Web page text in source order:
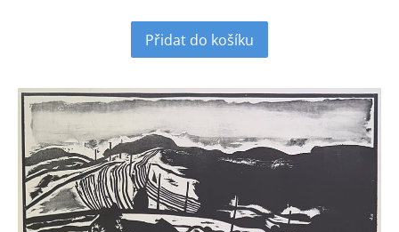
Přidat do košíku